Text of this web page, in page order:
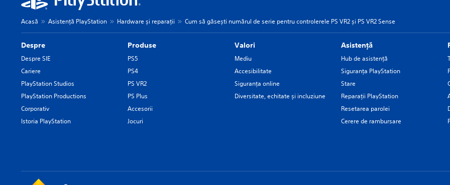
Acasă Asistență PlayStation Hardware și reparații Cum să găsești numărul de serie pentru controlerele PS VR2 și PS VR2 Sense
Despre
Despre SIE
Cariere
PlayStation Studios
PlayStation Productions
Corporativ
Istoria PlayStation
Produse
PS5
PS4
PS VR2
PS Plus
Accesorii
Jocuri
Valori
Mediu
Accesibilitate
Siguranța online
Diversitate, echitate și incluziune
Asistență
Hub de asistență
Siguranţa PlayStation
Stare
Reparații PlayStation
Resetarea parolei
Cerere de rambursare